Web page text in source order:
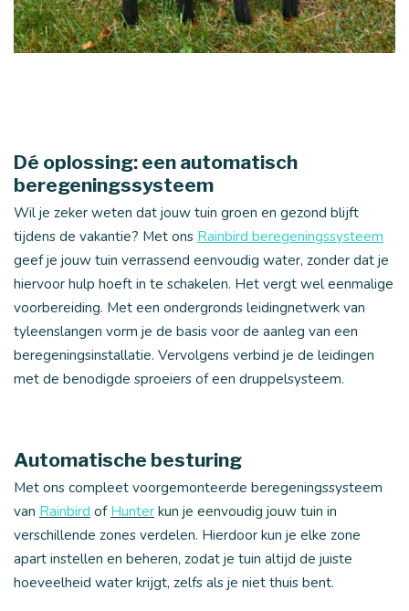
Dé oplossing: een automatisch
beregeningssysteem
Wil je zeker weten dat jouw tuin groen en gezond blijft
tijdens de vakantie? Met ons Rainbird beregeningssysteem
geef je jouw tuin verrassend eenvoudig water, zonder dat je
hiervoor hulp hoeft in te schakelen. Het vergt wel eenmalige
voorbereiding. Met een ondergronds leidingnetwerk van
tyleenslangen vorm je de basis voor de aanleg van een
beregeningsinstallatie. Vervolgens verbind je de leidingen
met de benodigde sproeiers of een druppelsysteem.
Automatische besturing
Met ons compleet voorgemonteerde beregeningssysteem
van Rainbird ofHunterkun je eenvoudig jouw tuin in
verschillende zones verdelen. Hierdoor kun je elke zone
apart instellen en beheren, zodat je tuin altijd de juiste
hoeveelheid water krijgt, zelfs als je niet thuis bent.